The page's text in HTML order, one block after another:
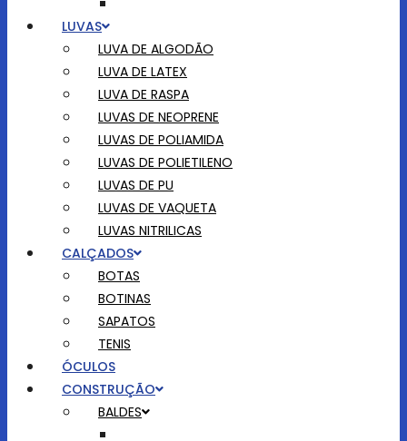
LUVAS
LUVA DE ALGODÃO
LUVA DE LATEX
LUVA DE RASPA
LUVAS DE NEOPRENE
LUVAS DE POLIAMIDA
LUVAS DE POLIETILENO
LUVAS DE PU
LUVAS DE VAQUETA
LUVAS NITRILICAS
CALÇADOS
BOTAS
BOTINAS
SAPATOS
TENIS
ÓCULOS
CONSTRUÇÃO
BALDES